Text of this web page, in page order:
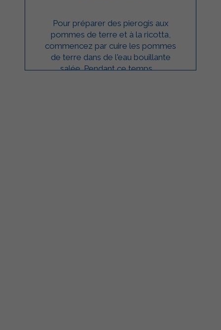
Pour préparer des pierogis aux
pommes de terre et à la ricotta,
commencez par cuire les pommes
de terre dans de l'eau bouillante
salée. Pendant ce temps, ...